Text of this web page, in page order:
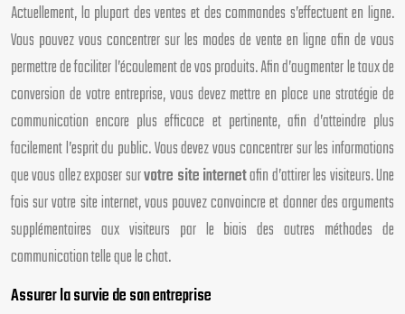
Actuellement, la plupart des ventes et des commandes s’effectuent en ligne.
Vous pouvez vous concentrer sur les modes de vente en ligne afin de vous
permettre de faciliter l’écoulement de vos produits. Afin d’augmenter le taux de
conversion de votre entreprise, vous devez mettre en place une stratégie de
communication encore plus efficace et pertinente, afin d’atteindre plus
facilement l’esprit du public. Vous devez vous concentrer sur les informations
que vous allez exposer survotre site internetafin d’attirer les visiteurs. Une
fois sur votre site internet, vous pouvez convaincre et donner des arguments
supplémentaires aux visiteurs par le biais des autres méthodes de
communication telle que le chat.
Assurer la survie de son entreprise